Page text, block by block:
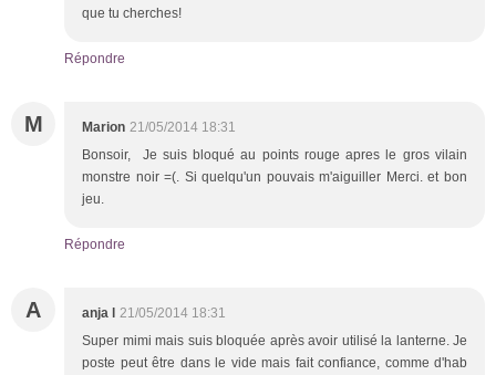
que tu cherches!
Répondre
M Marion 21/05/2014 18:31
Bonsoir, Je suis bloqué au points rouge apres le gros vilain
monstre noir =(. Si quelqu'un pouvais m'aiguiller Merci. et bon
jeu.
Répondre
A anja l 21/05/2014 18:31
Super mimi mais suis bloquée après avoir utilisé la lanterne. Je
poste peut être dans le vide mais fait confiance, comme d'hab